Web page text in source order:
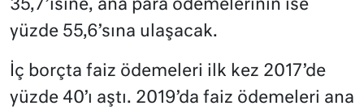
35,7’isine, ana para ödemelerinin ise
yüzde 55,6’sına ulaşacak.
İç borçta faiz ödemeleri ilk kez 2017’de
yüzde 40’ı aştı. 2019’da faiz ödemeleri ana